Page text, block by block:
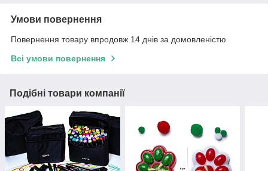
Умови повернення
Повернення товару впродовж 14 днів за домовленістю
Всі умови повернення
Подібні товари компанії